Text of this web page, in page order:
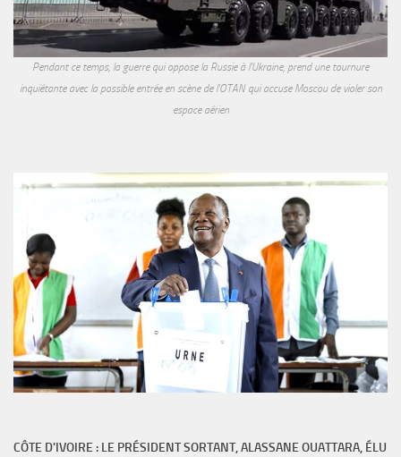
Pendant ce temps, la guerre qui oppose la Russie à l'Ukraine, prend une tournure
inquiétante avec la possible entrée en scène de l'OTAN qui accuse Moscou de violer son
espace aérien
CÔTE D'IVOIRE : LE PRÉSIDENT SORTANT, ALASSANE OUATTARA, ÉLU